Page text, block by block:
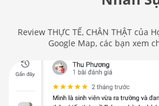
Review THỰC TẾ, CHÂN THẬT của
Google Map, các bạn xem